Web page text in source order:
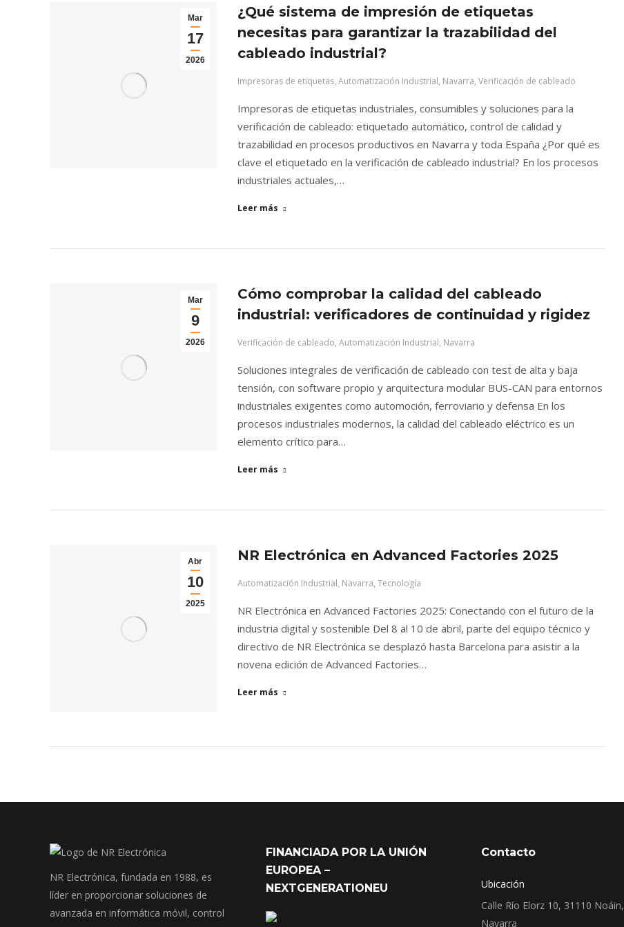
Mar
17
2026
¿Qué sistema de impresión de etiquetas
necesitas para garantizar la trazabilidad del
cableado industrial?
Impresoras de etiquetas, Automatización Industrial, Navarra, Verificación de cableado
Impresoras de etiquetas industriales, consumibles y soluciones para la
verificación de cableado: etiquetado automático, control de calidad y
trazabilidad en procesos productivos en Navarra y toda España ¿Por qué es
clave el etiquetado en la verificación de cableado industrial? En los procesos
industriales actuales,…
Leer más
Mar
9
2026
Cómo comprobar la calidad del cableado
industrial: verificadores de continuidad y rigidez
Verificación de cableado, Automatización Industrial, Navarra
Soluciones integrales de verificación de cableado con test de alta y baja
tensión, con software propio y arquitectura modular BUS-CAN para entornos
industriales exigentes como automoción, ferroviario y defensa En los
procesos industriales modernos, la calidad del cableado eléctrico es un
elemento crítico para…
Leer más
Abr
10
2025
NR Electrónica en Advanced Factories 2025
Automatización Industrial, Navarra, Tecnología
NR Electrónica en Advanced Factories 2025: Conectando con el futuro de la
industria digital y sostenible Del 8 al 10 de abril, parte del equipo técnico y
directivo de NR Electrónica se desplazó hasta Barcelona para asistir a la
novena edición de Advanced Factories…
Leer más
NR Electrónica, fundada en 1988, es
líder en proporcionar soluciones de
avanzada en informática móvil, control
FINANCIADA POR LA UNIÓN
EUROPEA –
NEXTGENERATIONEU
Contacto
Ubicación
Calle Río Elorz 10, 31110 Noáin,
Navarra